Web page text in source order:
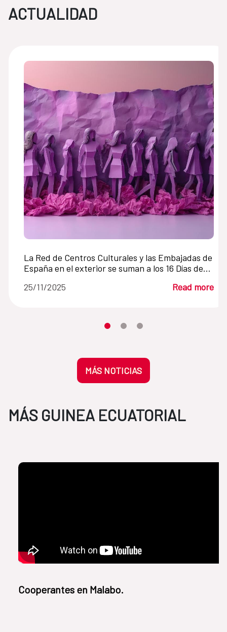
ACTUALIDAD
La Red de Centros Culturales y las Embajadas de
España en el exterior se suman a los 16 Días de
25/11/2025 Read more
Moves the carousel to its element
Moves the carousel to its
Moves the carousel to its
MÁS NOTICIAS
MÁS GUINEA ECUATORIAL
Cooperantes en Malabo.